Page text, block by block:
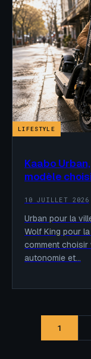
LIFESTYLE
Kaabo
modèle
10 JUILLET 2026
Urban pour la
Wolf King pour
comment
autonomie et…
1